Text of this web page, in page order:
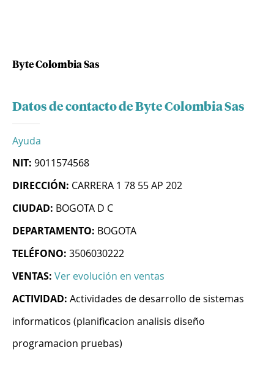
Byte Colombia Sas
Datos de contacto de Byte Colombia Sas
Ayuda
NIT: 9011574568
DIRECCIÓN: CARRERA 1 78 55 AP 202
CIUDAD: BOGOTA D C
DEPARTAMENTO: BOGOTA
TELÉFONO: 3506030222
VENTAS: Ver evolución en ventas
ACTIVIDAD: Actividades de desarrollo de sistemas
informaticos (planificacion analisis diseño
programacion pruebas)